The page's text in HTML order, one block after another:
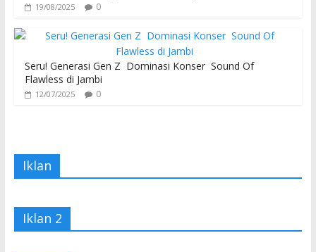
19/08/2025 0
Seru! Generasi Gen Z Dominasi Konser Sound Of
Flawless di Jambi
12/07/2025 0
Iklan
Iklan 2